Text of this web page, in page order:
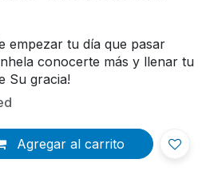
empezar tu día que pasar
conocerte más y llenar tu
Su gracia!
Agregar al carrito